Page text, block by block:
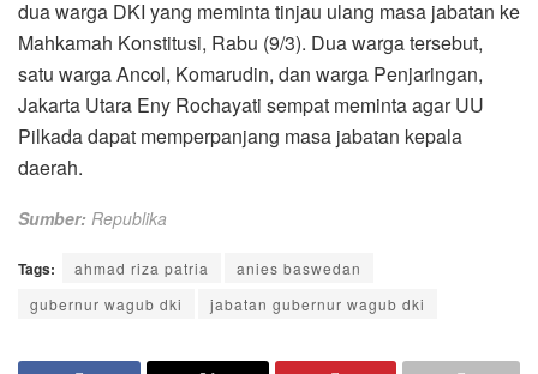
dua warga DKI yang meminta tinjau ulang masa jabatan ke
Mahkamah Konstitusi, Rabu (9/3). Dua warga tersebut,
satu warga Ancol, Komarudin, dan warga Penjaringan,
Jakarta Utara Eny Rochayati sempat meminta agar UU
Pilkada dapat memperpanjang masa jabatan kepala
daerah.
Sumber: Republika
Tags: ahmad riza patria
anies baswedan
gubernur wagub dki
jabatan gubernur wagub dki